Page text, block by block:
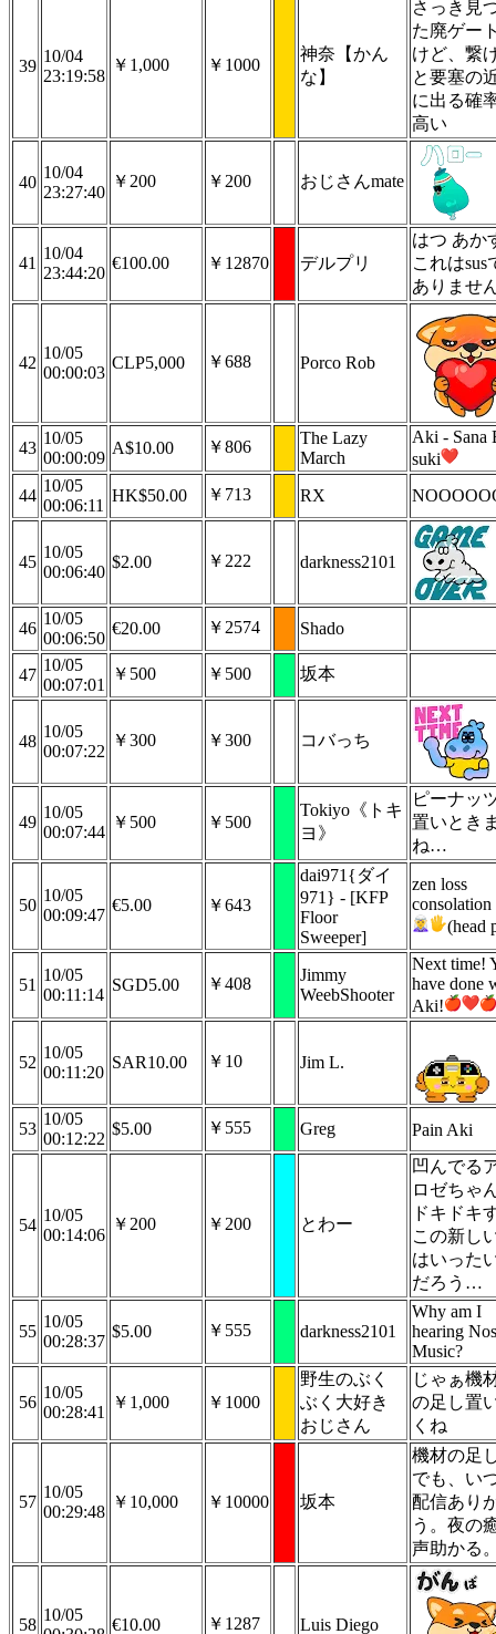
39
10/04
23:19:58
￥1,000 ￥1000
神奈【かん
な】
さっき見
た廃ゲー
けど、繋
と要塞の
に出る確
高い
40
10/04
23:27:40
￥200 ￥200 おじさんmate
41
10/04
23:44:20
€100.00 ￥12870 デルプリ
はつ あか
これはsus
ありませ
42
10/05
00:00:03
CLP5,000 ￥688 Porco Rob
43
10/05
00:00:09
A$10.00 ￥806
The Lazy
March
Aki - Sana
suki
44
10/05
00:06:11
HK$50.00 ￥713 RX
45
10/05
00:06:40
$2.00 ￥222 darkness2101
46
10/05
00:06:50
€20.00 ￥2574 Shado
47
10/05
00:07:01
￥500 ￥500 坂本
48
10/05
00:07:22
￥300 ￥300 コバっち
49
10/05
00:07:44
￥500 ￥500
Tokiyo《トキ
ヨ》
ピーナッ
置いとき
ね…
50
10/05
00:09:47
€5.00 ￥643
dai971{ダイ
971} - [KFP
Floor
Sweeper]
zen loss
consolation
(head
51
10/05
00:11:14
SGD5.00 ￥408
Jimmy
WeebShooter
Next time!
have done
Aki!
52
10/05
00:11:20
SAR10.00 ￥10 Jim L.
53
10/05
00:12:22
$5.00 ￥555 Greg Pain Aki
54
10/05
00:14:06
￥200 ￥200 とわー
凹んでる
ロゼちゃ
ドキドキ
この新し
はいった
だろう…
55
10/05
00:28:37
$5.00 ￥555 darkness2101
Why am I
hearing
Music?
56
10/05
00:28:41
￥1,000 ￥1000
野生のぶく
ぶく大好き
おじさん
じゃぁ機
の足し置
くね
57
10/05
00:29:48
￥10,000 ￥10000 坂本
機材の足
でも、い
配信あり
う。夜の
声助かる
58
10/05
€10.00 ￥1287 Luis Diego